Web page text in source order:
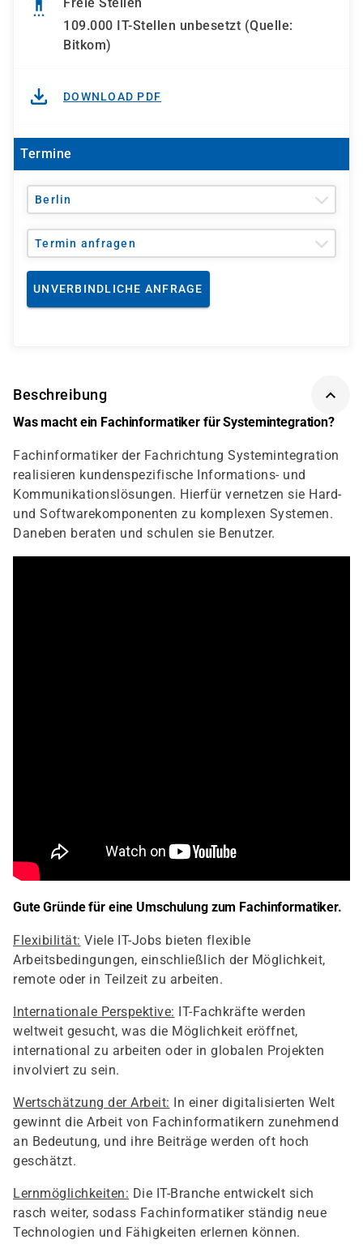
109.000 IT-Stellen unbesetzt (Quelle:
Bitkom)
DOWNLOAD PDF
Termine
Berlin
Termin anfragen
UNVERBINDLICHE ANFRAGE
Beschreibung
Was macht ein Fachinformatiker für Systemintegration?
Fachinformatiker der Fachrichtung Systemintegration
realisieren kundenspezifische Informations- und
Kommunikationslösungen. Hierfür vernetzen sie Hard-
und Softwarekomponenten zu komplexen Systemen.
Daneben beraten und schulen sie Benutzer.
Gute Gründe für eine Umschulung zum Fachinformatiker.
Flexibilität: Viele IT-Jobs bieten flexible
Arbeitsbedingungen, einschließlich der Möglichkeit,
remote oder in Teilzeit zu arbeiten.
Internationale Perspektive: IT-Fachkräfte werden
weltweit gesucht, was die Möglichkeit eröffnet,
international zu arbeiten oder in globalen Projekten
involviert zu sein.
Wertschätzung der Arbeit: In einer digitalisierten Welt
gewinnt die Arbeit von Fachinformatikern zunehmend
an Bedeutung, und ihre Beiträge werden oft hoch
geschätzt.
Lernmöglichkeiten: Die IT-Branche entwickelt sich
rasch weiter, sodass Fachinformatiker ständig neue
Technologien und Fähigkeiten erlernen können.